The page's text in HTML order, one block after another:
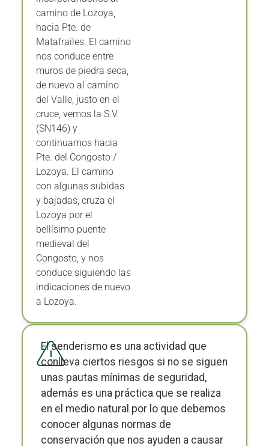
camino de Lozoya,
hacia Pte. de
Matafrailes. El camino
nos conduce entre
muros de piedra seca,
de nuevo al camino
del Valle, justo en el
cruce, vemos la S.V.
(SN146) y
continuamos hacia
Pte. del Congosto /
Lozoya. El camino
con algunas subidas
y bajadas, cruza el
Lozoya por el
bellísimo puente
medieval del
Congosto, y nos
conduce siguiendo las
indicaciones de nuevo
a Lozoya.
El senderismo es una actividad que
conlleva ciertos riesgos si no se siguen
unas pautas mínimas de seguridad,
además es una práctica que se realiza
en el medio natural por lo que debemos
conocer algunas normas de
conservación que nos ayuden a causar